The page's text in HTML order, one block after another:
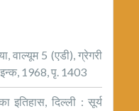
वाल्यूम 5 (एडी), ग्रेगरी
1968, पृ. 1403
इतिहास, दिल्ली : सूर्य